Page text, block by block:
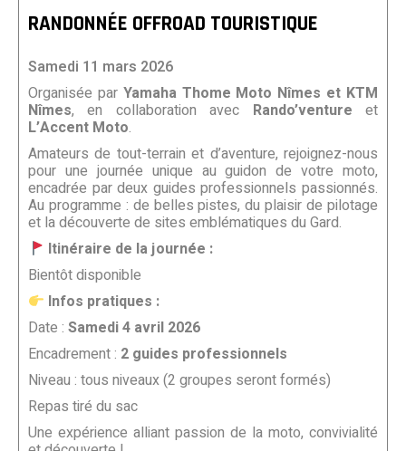
RANDONNÉE OFFROAD TOURISTIQUE
Samedi 11 mars 2026
Organisée par Yamaha Thome Moto Nîmes et KTM
Nîmes, en collaboration avec Rando’venture et
L’Accent Moto.
Amateurs de tout-terrain et d’aventure, rejoignez-nous
pour une journée unique au guidon de votre moto,
encadrée par deux guides professionnels passionnés.
Au programme : de belles pistes, du plaisir de pilotage
et la découverte de sites emblématiques du Gard.
Itinéraire de la journée :
Bientôt disponible
Infos pratiques :
Date : Samedi 4 avril 2026
Encadrement : 2 guides professionnels
Niveau : tous niveaux (2 groupes seront formés)
Repas tiré du sac
Une expérience alliant passion de la moto, convivialité